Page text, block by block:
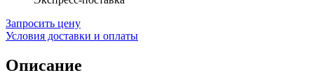
Запросить цену
Условия доставки и оплаты
Описание